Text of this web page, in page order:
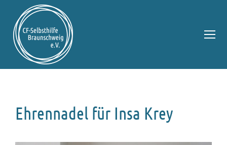
Ehrennadel für Insa Krey